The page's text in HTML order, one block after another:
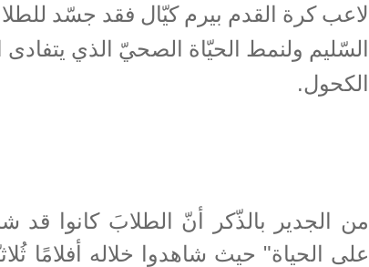
لاعب كرة القدم بيرم كيّال فقد جسّد
السّليم ولنمط الحيّاة الصحيّ الذي
الكحول.
من الجدير بالذّكر أنّ الطلابَ كانوا
على الحياة" حيث شاهدوا خلاله أفلامًا